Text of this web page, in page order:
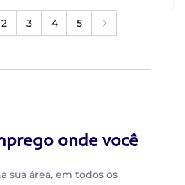
2 3 4 5
onde você
sua área, em todos os